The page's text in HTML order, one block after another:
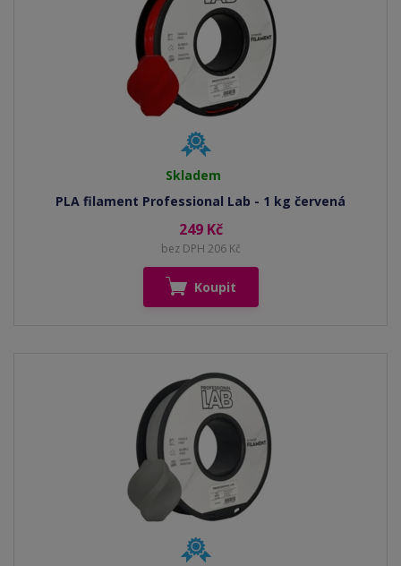
Skladem
PLA filament Professional Lab - 1 kg červená
249 Kč
bez DPH 206 Kč
Koupit